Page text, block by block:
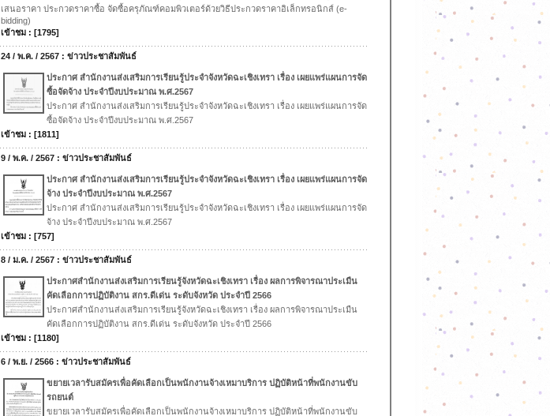
เสนอราคา ประกวดราคาซื้อ จัดซื้อครุภัณฑ์คอมพิวเตอร์ด้วยวิธีประกวดราคาอิเล็กทรอนิกส์ (e-
bidding)
เข้าชม : [1795]
24 / พ.ค. / 2567 : ข่าวประชาสัมพันธ์
ประกาศ สำนักงานส่งเสริมการเรียนรู้ประจำจังหวัดฉะเชิงเทรา เรื่อง เผยแพร่แผนการจัด
ซื้อจัดจ้าง ประจำปีงบประมาณ พ.ศ.2567
ประกาศ สำนักงานส่งเสริมการเรียนรู้ประจำจังหวัดฉะเชิงเทรา เรื่อง เผยแพร่แผนการจัด
ซื้อจัดจ้าง ประจำปีงบประมาณ พ.ศ.2567
เข้าชม : [1811]
9 / พ.ค. / 2567 : ข่าวประชาสัมพันธ์
ประกาศ สำนักงานส่งเสริมการเรียนรู้ประจำจังหวัดฉะเชิงเทรา เรื่อง เผยแพร่แผนการจัด
จ้าง ประจำปีงบประมาณ พ.ศ.2567
ประกาศ สำนักงานส่งเสริมการเรียนรู้ประจำจังหวัดฉะเชิงเทรา เรื่อง เผยแพร่แผนการจัด
จ้าง ประจำปีงบประมาณ พ.ศ.2567
เข้าชม : [757]
8 / ม.ค. / 2567 : ข่าวประชาสัมพันธ์
ประกาศสำนักงานส่งเสริมการเรียนรู้จังหวัดฉะเชิงเทรา เรื่อง ผลการพิจารณาประเมืน
คัดเลือกการปฏิบัติงาน สกร.ดีเด่น ระดับจังหวัด ประจำปี 2566
ประกาศสำนักงานส่งเสริมการเรียนรู้จังหวัดฉะเชิงเทรา เรื่อง ผลการพิจารณาประเมืน
คัดเลือกการปฏิบัติงาน สกร.ดีเด่น ระดับจังหวัด ประจำปี 2566
เข้าชม : [1180]
6 / พ.ย. / 2566 : ข่าวประชาสัมพันธ์
ขยายเวลารับสมัครเพื่อคัดเลือกเป็นพนักงานจ้างเหมาบริการ ปฏิบัติหน้าที่พนักงานขับ
รถยนต์
ขยายเวลารับสมัครเพื่อคัดเลือกเป็นพนักงานจ้างเหมาบริการ ปฏิบัติหน้าที่พนักงานขับ